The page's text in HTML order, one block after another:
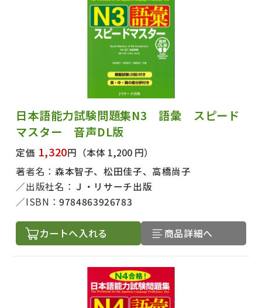
日本語能力試験問題集N3 語彙 スピード
マスター 音声DL版
定価 1,320円 （本体 1,200 円）
著者名： 森本智子、松田佳子、高橋尚子
出版社名： Ｊ・リサーチ出版
ISBN：9784863926783
カートへ入れる 商品詳細へ